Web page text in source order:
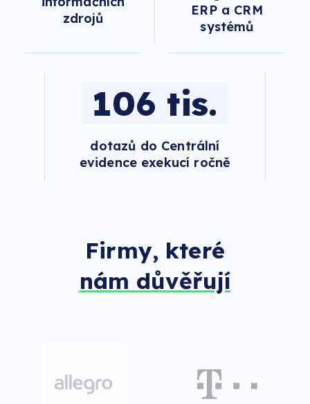
zdrojů
ERP a CRM
systémů
106 tis.
dotazů do Centrální
evidence exekucí ročně
Firmy, které
nám důvěřují